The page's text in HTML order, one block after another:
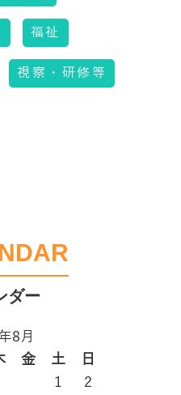
福祉
視察・研修等
8月
金 土
日
1
2